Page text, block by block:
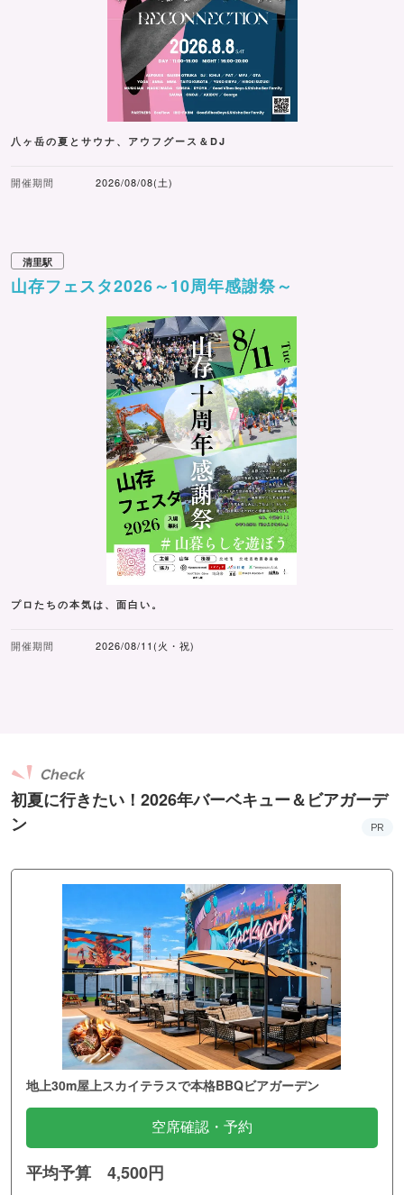
八ヶ岳の夏とサウナ、アウフグース＆DJ
開催期間 2026/08/08(土)
清里駅
山存フェスタ2026～10周年感謝祭～
プロたちの本気は、面白い。
開催期間 2026/08/11(火・祝)
初夏に行きたい！2026年バーベキュー＆ビアガーデ
ン
Check
PR
地上30m屋上スカイテラスで本格BBQビアガーデン
空席確認・予約
平均予算 4,500円